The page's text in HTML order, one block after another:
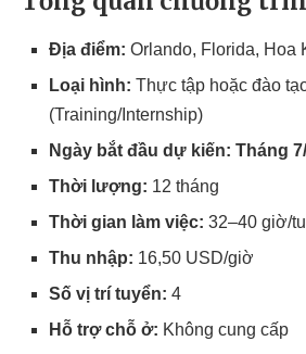
Địa điểm: Orlando, Florida, Hoa
Loại hình: Thực tập hoặc đào
(Training/Internship)
Ngày bắt đầu dự kiến: Tháng
Thời lượng: 12 tháng
Thời gian làm việc: 32–40 giờ/
Thu nhập: 16,50 USD/giờ
Số vị trí tuyển: 4
Hỗ trợ chỗ ở: Không cung cấp